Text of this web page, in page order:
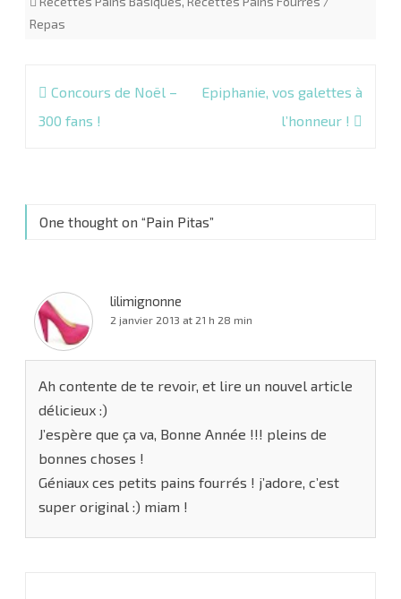
Repas
Navigation
de
Concours de Noël –
300 fans !
Epiphanie, vos galettes à
l’honneur !
One thought on “Pain Pitas”
lilimignonne
2 janvier 2013 at 21 h 28 min
Ah contente de te revoir, et lire un nouvel article
délicieux :)
J’espère que ça va, Bonne Année !!! pleins de
bonnes choses !
Géniaux ces petits pains fourrés ! j’adore, c’est
super original :) miam !